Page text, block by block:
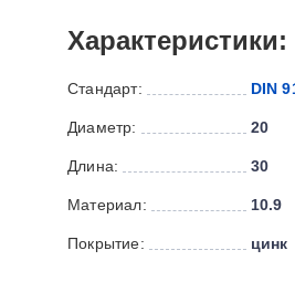
Характеристики:
Стандарт: DIN
Диаметр: 20
Длина: 30
Материал: 10.9
Покрытие: цинк